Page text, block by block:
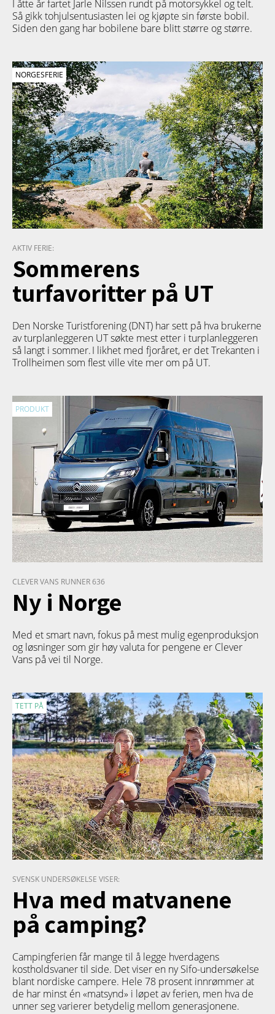
I åtte år fartet Jarle Nilssen rundt på motorsykkel og telt.
Så gikk tohjulsentusiasten lei og kjøpte sin første bobil.
Siden den gang har bobilene bare blitt større og større.
NORGESFERIE
AKTIV FERIE:
Sommerens
turfavoritter på UT
Den Norske Turistforening (DNT) har sett på hva brukerne
av turplanleggeren UTsøkte mest etter i turplanleggeren
så langt i sommer. I likhet med fjoråret, er det Trekanten i
Trollheimen som flest ville vite mer om på UT.
PRODUKT
CLEVER VANS RUNNER 636
Ny i Norge
Med et smart navn, fokus på mest mulig egenproduksjon
og løsninger som gir høy valuta for pengene er Clever
Vans på vei til Norge.
TETT PÅ
SVENSK UNDERSØKELSE VISER:
Hva med matvanene
på camping?
Campingferien får mange til å legge hverdagens
kostholdsvaner til side. Det viser en ny Sifo-undersøkelse
blant nordiske campere. Hele 78 prosent innrømmer at
de har minst én «matsynd» i løpet av ferien, men hva de
unner seg varierer betydelig mellom generasjonene.